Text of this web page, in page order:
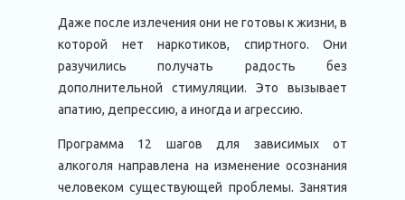
Даже после излечения они не готовы к жизни, в
которой нет наркотиков, спиртного. Они
разучились получать радость без
дополнительной стимуляции. Это вызывает
апатию, депрессию, а иногда и агрессию.
Программа 12 шагов для зависимых от
алкоголя направлена на изменение осознания
человеком существующей проблемы. Занятия